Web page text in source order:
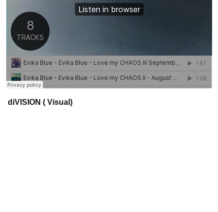
diVISION ( Visual)